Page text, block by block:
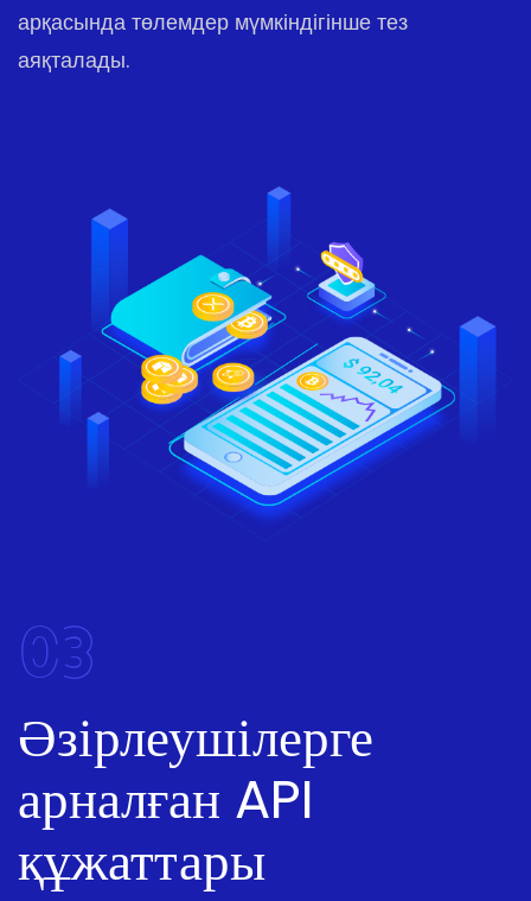
арқасында төлемдер мүмкіндігінше тез
аяқталады.
03
Әзірлеушілерге
арналған API
құжаттары